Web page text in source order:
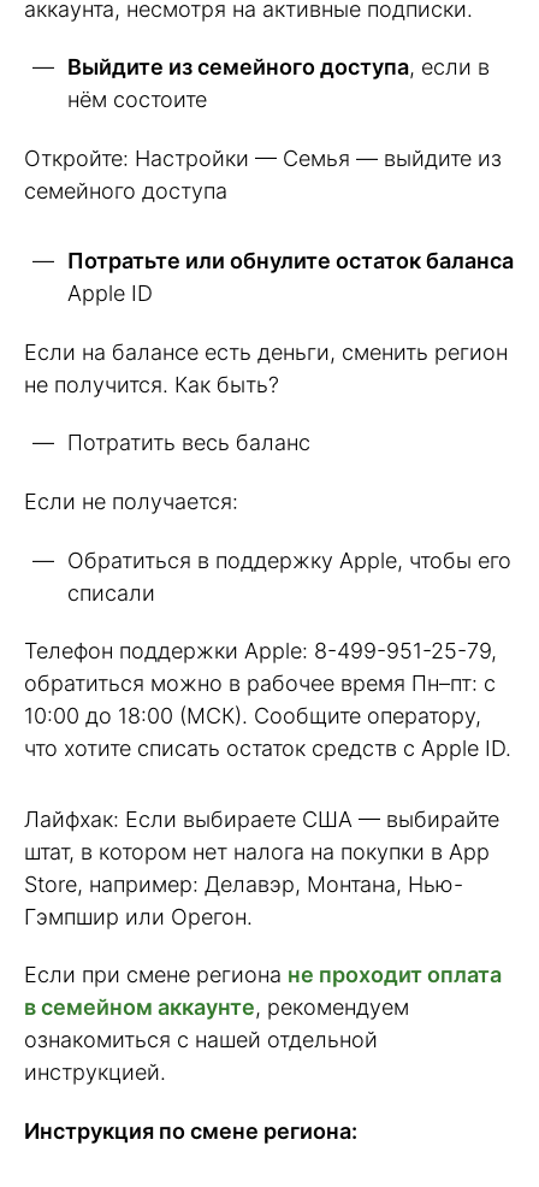
аккаунта, несмотря на активные подписки.
Выйдите из семейного доступа, если в
нём состоите
Откройте: Настройки — Семья — выйдите из
семейного доступа
Потратьте или обнулите остаток баланса
Apple ID
Если на балансе есть деньги, сменить регион
не получится. Как быть?
Потратить весь баланс
Если не получается:
Обратиться в поддержку Apple, чтобы его
списали
Телефон поддержки Apple: 8-499-951-25-79,
обратиться можно в рабочее время Пн–пт: с
10:00 до 18:00 (МСК). Сообщите оператору,
что хотите списать остаток средств с Apple ID.
Лайфхак: Если выбираете США — выбирайте
штат, в котором нет налога на покупки в App
Store, например: Делавэр, Монтана, Нью-
Гэмпшир или Орегон.
Если при смене региона не проходит оплата
в семейном аккаунте, рекомендуем
ознакомиться с нашей отдельной
инструкцией.
Инструкция по смене региона: